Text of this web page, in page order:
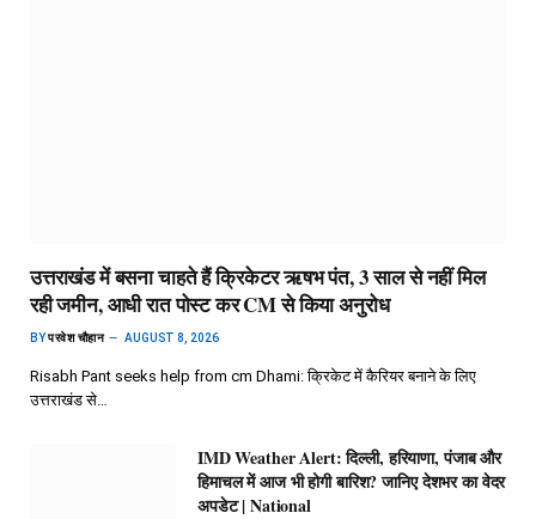
उत्तराखंड में बसना चाहते हैं क्रिकेटर ऋषभ पंत, 3 साल से नहीं मिल
रही जमीन, आधी रात पोस्ट कर CM से किया अनुरोध
BYपरवेश चौहान AUGUST 8, 2026
Risabh Pant seeks help from cm Dhami: क्रिकेट में कैरियर बनाने के लिए
उत्तराखंड से…
IMD Weather Alert: दिल्ली, हरियाणा, पंजाब और
हिमाचल में आज भी होगी बारिश? जानिए देशभर का वेदर
अपडेट | National